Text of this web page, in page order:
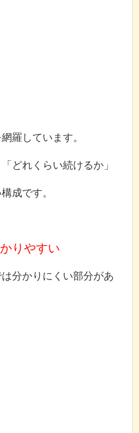
羅しています。
どれくらい続けるか」
成です。
りやすい
分かりにくい部分があ